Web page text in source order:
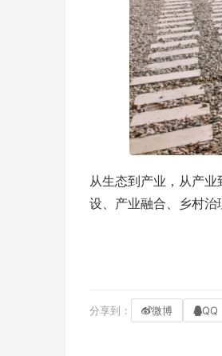
从生态到产业，从产
设、产业融合、乡村治
分享到： 微博 QQ